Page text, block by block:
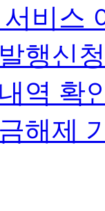
비스
행신
역 확
해제